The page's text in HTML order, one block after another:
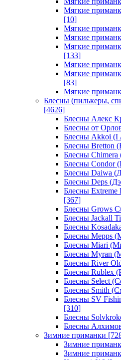
Мягкие
[10]
Мягкие
Мягкие
Мягкие
[133]
Мягкие
Мягкие
[83]
Мягкие
Блесны (пилькеры,
[4626]
Блесны Алекс
Блесны от
Блесны Akkoi (I
Блесны Bretton
Блесны
Блесны Condor
Блесны Daiwa
Блесны Deps
Блесны
[367]
Блесны Grows
Блесны Jackall
Блесны
Блесны Mepps
Блесны Miari
Блесны Myran
Блесны River
Блесны Rublex
Блесны Select
Блесны Smith
Блесны SV
[310]
Блесны
Блесны
Зимние приманки
Зимние
Зимние